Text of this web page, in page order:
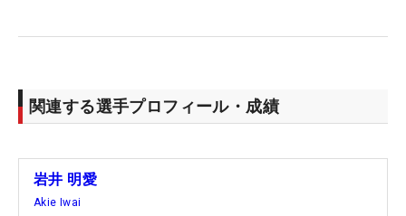
かるし、気分的に切りたいと思った。（これだけ短
いのは）高校2年生以来ですね」と説明した。
昨年、予選落ちした明愛は「リベンジできるよう
関連する選手プロフィール・成績
岩井 明愛
Akie Iwai